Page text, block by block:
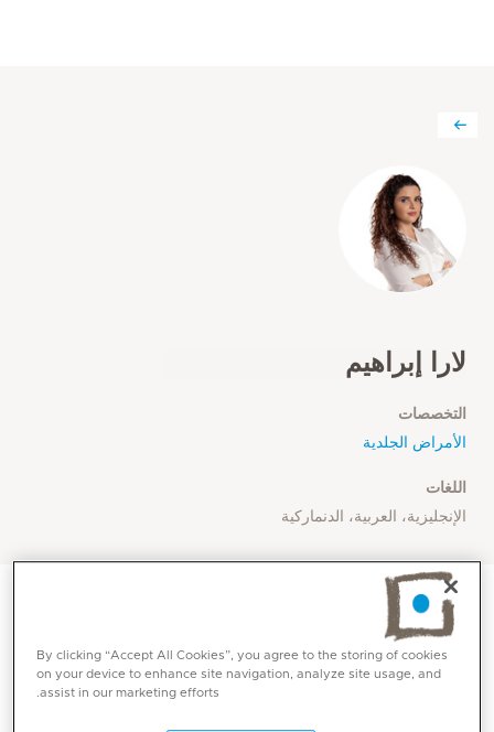
لارا إبراهيم
التخصصات
الأمراض الجلدية
اللغات
الإنجليزية، العربية، الدنماركية
By clicking “Accept All Cookies”, you agree to the storing of cookies
on your device to enhance site navigation, analyze site usage, and
assist in our marketing efforts.